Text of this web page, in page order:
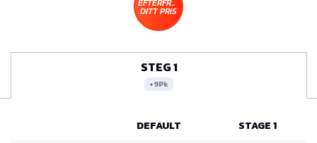
EFTERFRÅGA
DITT PRIS
STEG 1
+9Pk
DEFAULT STAGE 1